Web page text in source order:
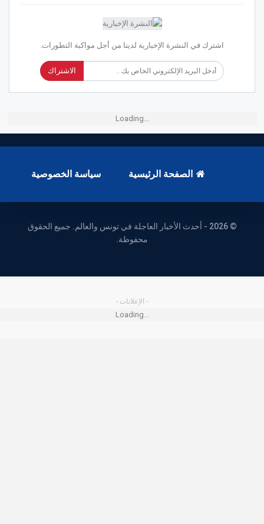
اشترك في النشرة الإخبارية لدينا من أجل مواكبة التطورات.
الاشتراك
Loading...
الصفحة الرئيسية سياسة الخصوصية
© 2026 - أحدث الأخبار العاجلة في تونس والعالم. جميع الحقوق
محفوظة.
- الإعلانات -
Loading...